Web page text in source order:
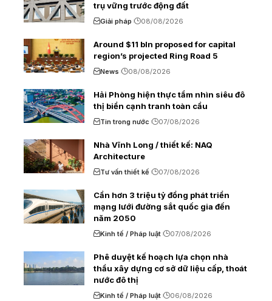
trụ vững trước động đất
Giải pháp 08/08/2026
Around $11 bln proposed for capital
region’s projected Ring Road 5
News 08/08/2026
Hải Phòng hiện thực tầm nhìn siêu đô
thị biển cạnh tranh toàn cầu
Tin trong nước 07/08/2026
Nhà Vĩnh Long / thiết kế: NAQ
Architecture
Tư vấn thiết kế 07/08/2026
Cần hơn 3 triệu tỷ đồng phát triển
mạng lưới đường sắt quốc gia đến
năm 2050
Kinh tế / Pháp luật 07/08/2026
Phê duyệt kế hoạch lựa chọn nhà
thầu xây dựng cơ sở dữ liệu cấp, thoát
nước đô thị
Kinh tế / Pháp luật 06/08/2026